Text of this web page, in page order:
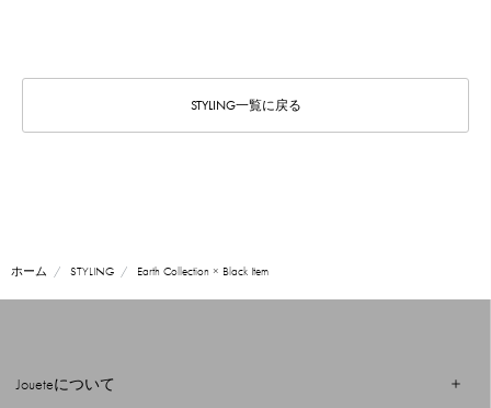
STYLING一覧に戻る
ホーム STYLING Earth Collection × Black Item
Joueteについて